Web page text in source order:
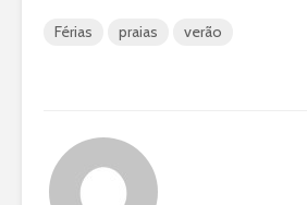
Férias praias verão